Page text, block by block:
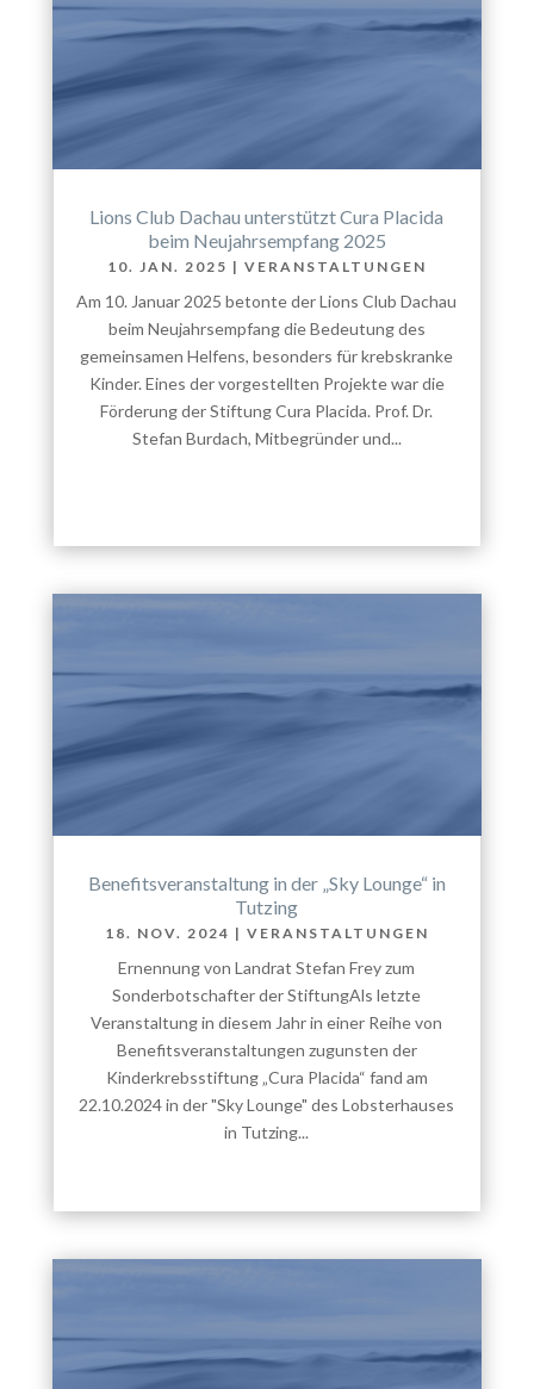
Lions Club Dachau unterstützt Cura Placida
beim Neujahrsempfang 2025
10. JAN. 2025 | VERANSTALTUNGEN
Am 10. Januar 2025 betonte der Lions Club Dachau
beim Neujahrsempfang die Bedeutung des
gemeinsamen Helfens, besonders für krebskranke
Kinder. Eines der vorgestellten Projekte war die
Förderung der Stiftung Cura Placida. Prof. Dr.
Stefan Burdach, Mitbegründer und...
Benefitsveranstaltung in der „Sky Lounge“ in
Tutzing
18. NOV. 2024 | VERANSTALTUNGEN
Ernennung von Landrat Stefan Frey zum
Sonderbotschafter der StiftungAls letzte
Veranstaltung in diesem Jahr in einer Reihe von
Benefitsveranstaltungen zugunsten der
Kinderkrebsstiftung „Cura Placida“ fand am
22.10.2024 in der "Sky Lounge" des Lobsterhauses
in Tutzing...